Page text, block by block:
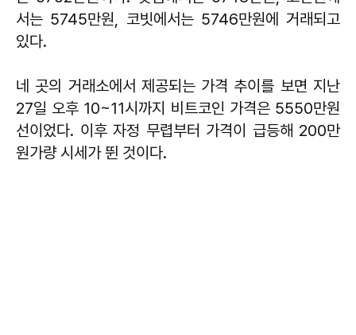
서는 5745만원, 코빗에서는 5746만원에 거래되고
있다.
네 곳의 거래소에서 제공되는 가격 추이를 보면 지난
27일 오후 10~11시까지 비트코인 가격은 5550만원
선이었다. 이후 자정 무렵부터 가격이 급등해 200만
원가량 시세가 뛴 것이다.